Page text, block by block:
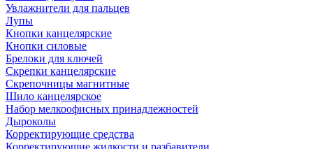
Увлажнители для пальцев
Лупы
Кнопки канцелярские
Кнопки силовые
Брелоки для ключей
Скрепки канцелярские
Скрепочницы магнитные
Шило канцелярское
Набор мелкоофисных принадлежностей
Дыроколы
Корректирующие средства
Корректирующие жидкости и разбавители